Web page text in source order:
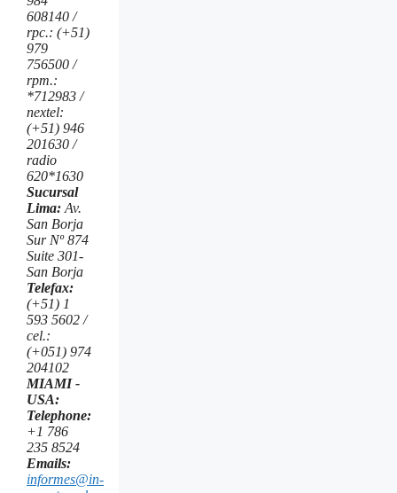
608140 /
rpc.: (+51)
979
756500 /
rpm.:
*712983 /
nextel:
(+51) 946
201630 /
radio
620*1630
Sucursal
Lima: Av.
San Borja
Sur Nº 874
Suite 301-
San Borja
Telefax:
(+51) 1
593 5602 /
cel.:
(+051) 974
204102
MIAMI -
USA:
Telephone:
+1 786
235 8524
Emails:
informes@in-